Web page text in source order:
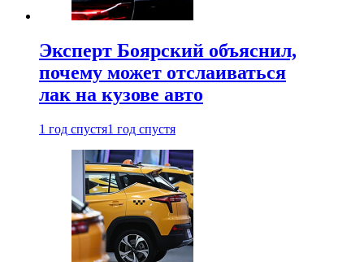
Эксперт Боярский объяснил,
почему может отслаиваться
лак на кузове авто
1 год спустя1 год спустя